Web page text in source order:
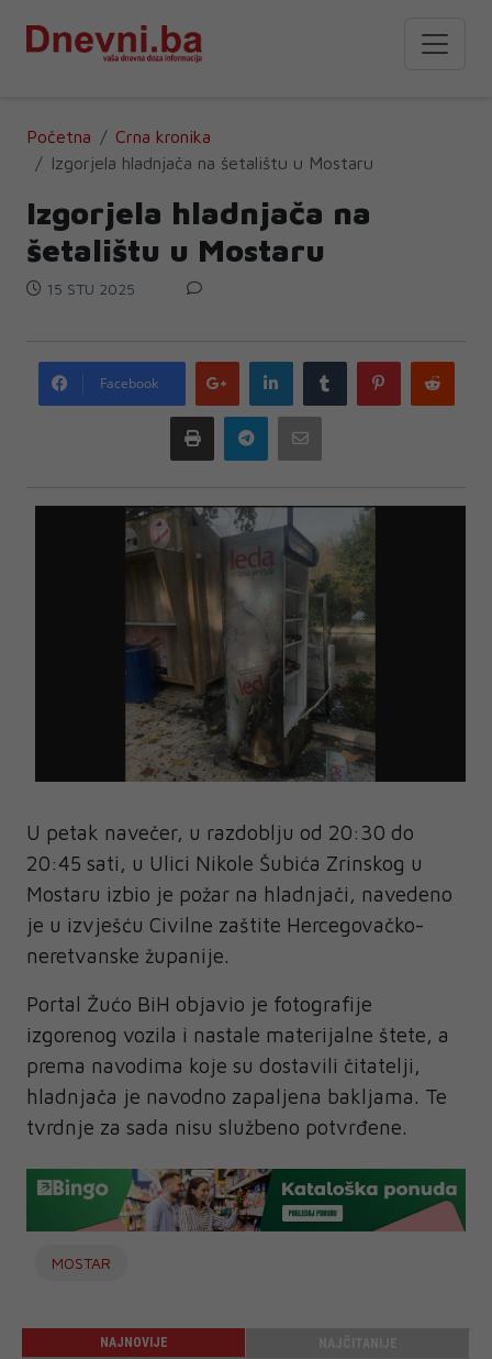
Početna
Crna kronika
Izgorjela hladnjača na šetalištu u Mostaru
Izgorjela hladnjača na
šetalištu u Mostaru
15 STU 2025
Facebook
Google
plus
LinkedIn Tumblr Pinterest
Print Telegram
U petak navečer, u razdoblju od 20:30 do
20:45 sati, u Ulici Nikole Šubića Zrinskog u
Mostaru izbio je požar na hladnjači, navedeno
je u izvješću Civilne zaštite Hercegovačko-
neretvanske županije.
Portal Žućo BiH objavio je fotografije
izgorenog vozila i nastale materijalne štete, a
prema navodima koje su dostavili čitatelji,
hladnjača je navodno zapaljena bakljama. Te
tvrdnje za sada nisu službeno potvrđene.
MOSTAR
NAJNOVIJE